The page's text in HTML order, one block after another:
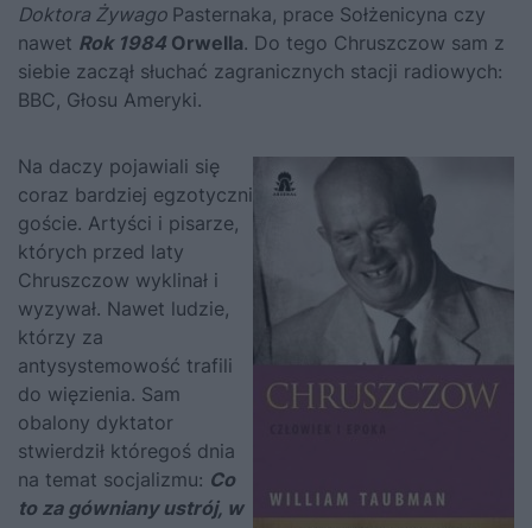
Doktora Żywago Pasternaka, prace Sołżenicyna czy
nawet Rok 1984 Orwella. Do tego Chruszczow sam z
siebie zaczął słuchać zagranicznych stacji radiowych:
BBC, Głosu Ameryki.
Na daczy pojawiali się
coraz bardziej egzotyczni
goście. Artyści i pisarze,
których przed laty
Chruszczow wyklinał i
wyzywał. Nawet ludzie,
którzy za
antysystemowość trafili
do więzienia. Sam
obalony dyktator
stwierdził któregoś dnia
na temat socjalizmu: Co
to za gówniany ustrój, w